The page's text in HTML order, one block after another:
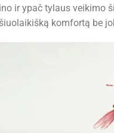
ir ypač tylaus veikimo
komfortą be